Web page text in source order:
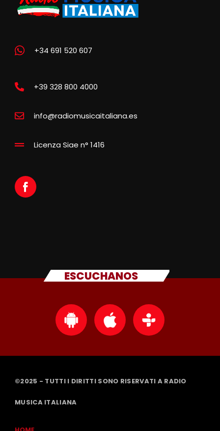
+34 691 520 607
+39 328 800 4000
info@radiomusicaitaliana.es
Licenza Siae n° 1416
ESCUCHANOS
©2025 - TUTTI I DIRITTI SONO RISERVATI A RADIO
MUSICA ITALIANA